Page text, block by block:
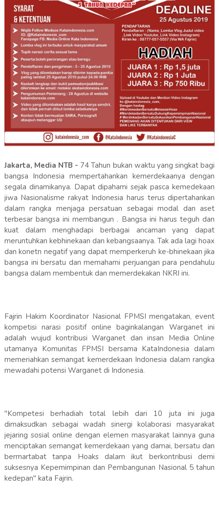
Jakarta, Media NTB - 74 Tahun bukan waktu yang singkat bagi
bangsa Indonesia mempertahankan kemerdekaanya dengan
segala dinamikanya. Dapat dipahami sejak pasca kemedekaan
jiwa Nasionalisme rakyat Indonesia harus terus dipertahankan
dalam rangka menjaga persatuan sebagai modal dan aset
terbesar bangsa ini membangun . Bangsa ini harus teguh dan
kuat dalam menghadapi berbagai ancaman yang dapat
meruntuhkan kebhinekaan dan kebangsaanya. Tak ada lagi hoax
dan konetn negatif yang dapat memperkeruh ke-bhinekaan jika
bangsa ini bersatu dan memahami perjuangan para pendahulu
bangsa dalam membentuk dan memerdekakan NKRI ini.
Fajrin Hakim Koordinator Nasional FPMSI mengatakan, event
kompetisi narasi positif online baginkalangan Warganet ini
adalah wujud kontribusi Warganet dan insan Media Online
utamanya Komunitas FPMSI bersama KataIndonesia dalam
memeriahkan semangat kemerdekaan Indonesia dalam rangka
mewadahi potensi Warganet di Indonesia.
"Kompetesi berhadiah total lebih dari 10 juta ini juga
dimaksudkan sebagai wadah sinergi kolaborasi masyarakat
jejaring sosial online dengan elemen masyarakat lainnya guna
menciptakan semangat kemerdekaan yang damai, bersatu dan
bermartabat tanpa Hoaks dalam ikut berkontribusi demi
suksesnya Kepemimpinan dan Pembangunan Nasional 5 tahun
kedepan" kata Fajrin.